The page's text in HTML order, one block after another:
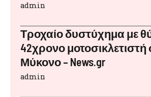
admin
Τροχαίο δυστύχημα με
42χρονο μοτοσικλετιστή
Μύκονο – News.gr
admin